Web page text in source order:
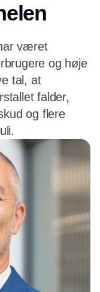
været
og høje
tal, at
falder,
og flere